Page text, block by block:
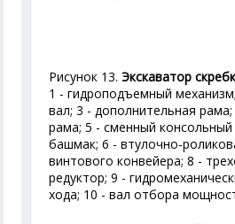
Рисунок 13.Экскаватор
1 - гидроподъемный
вал; 3 - дополнительная
рама; 5 - сменный консольный
башмак; 6 - втулочно-
винтового конвейера; 8 -
редуктор; 9 -
хода; 10 - вал отбора